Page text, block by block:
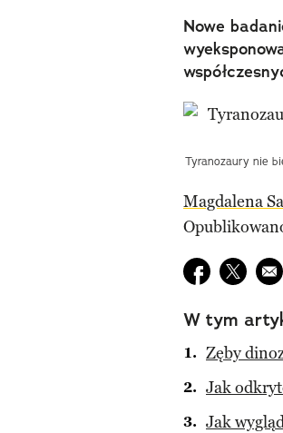
Nowe
Tyranozaury nie
Magdalena
Udostępnij na
E-
W tym
Zęby
Jak
Jak